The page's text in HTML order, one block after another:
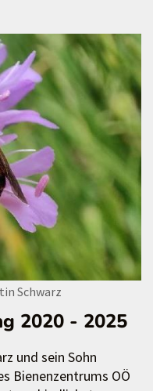
Schwarz
2020 - 2025
und sein Sohn
Bienenzentrums OÖ